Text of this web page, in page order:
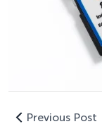
Previous Post